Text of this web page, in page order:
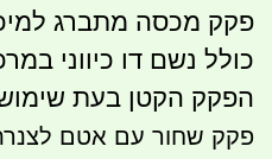
פקק מכסה מתברג
כולל נשם דו כיווני
הפקק הקטן בעת שימוש
פקק שחור עם אטם